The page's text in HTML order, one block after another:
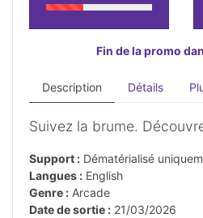
Fin de la promo
Description Détails
Suivez la brume.
Support : Dématérialisé
Langues : English
Genre : Arcade
Date de sortie : 21/03/2026